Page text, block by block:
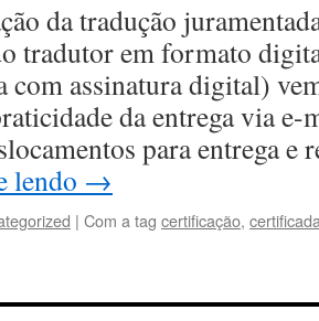
da tradução
tradutor em formato
com assinatura digital)
da entrega via e-
para entrega e
lendo →
| Com a tag certificação,